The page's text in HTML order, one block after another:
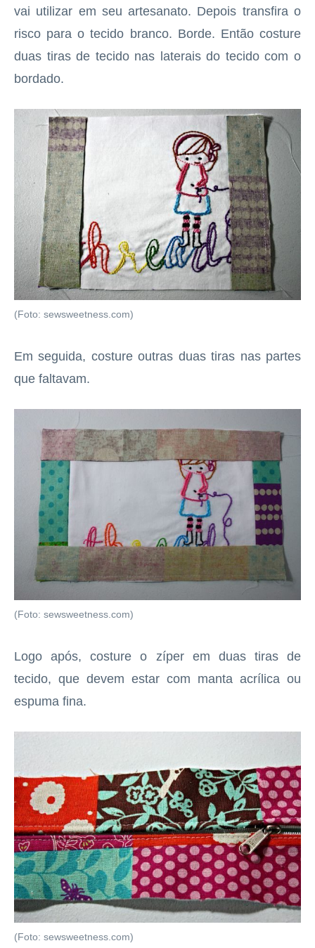
vai utilizar em seu artesanato. Depois transfira o
risco para o tecido branco. Borde. Então costure
duas tiras de tecido nas laterais do tecido com o
bordado.
(Foto: sewsweetness.com)
Em seguida, costure outras duas tiras nas partes
que faltavam.
(Foto: sewsweetness.com)
Logo após, costure o zíper em duas tiras de
tecido, que devem estar com manta acrílica ou
espuma fina.
(Foto: sewsweetness.com)